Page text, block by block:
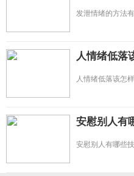
发泄情绪的方法
人情绪低落
人情绪低落该怎
安慰别人有
安慰别人有哪些